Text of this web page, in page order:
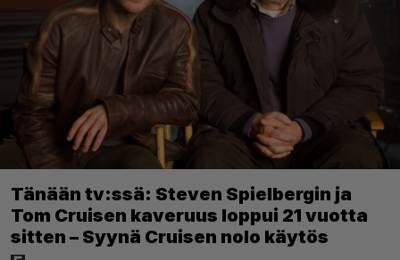
Tänään tv:ssä: Steven Spielbergin ja
Tom Cruisen kaveruus loppui 21 vuotta
sitten – Syynä Cruisen nolo käytös